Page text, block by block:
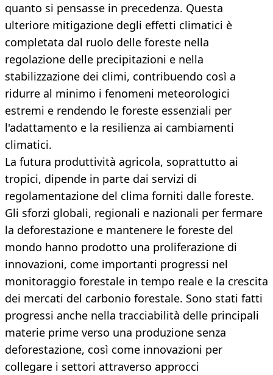
quanto si pensasse in precedenza. Questa
ulteriore mitigazione degli effetti climatici è
completata dal ruolo delle foreste nella
regolazione delle precipitazioni e nella
stabilizzazione dei climi, contribuendo così a
ridurre al minimo i fenomeni meteorologici
estremi e rendendo le foreste essenziali per
l'adattamento e la resilienza ai cambiamenti
climatici.
La futura produttività agricola, soprattutto ai
tropici, dipende in parte dai servizi di
regolamentazione del clima forniti dalle foreste.
Gli sforzi globali, regionali e nazionali per fermare
la deforestazione e mantenere le foreste del
mondo hanno prodotto una proliferazione di
innovazioni, come importanti progressi nel
monitoraggio forestale in tempo reale e la crescita
dei mercati del carbonio forestale. Sono stati fatti
progressi anche nella tracciabilità delle principali
materie prime verso una produzione senza
deforestazione, così come innovazioni per
collegare i settori attraverso approcci